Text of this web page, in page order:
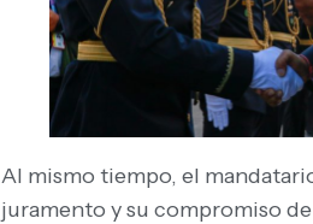
Al mismo tiempo, el
juramento y su compromiso